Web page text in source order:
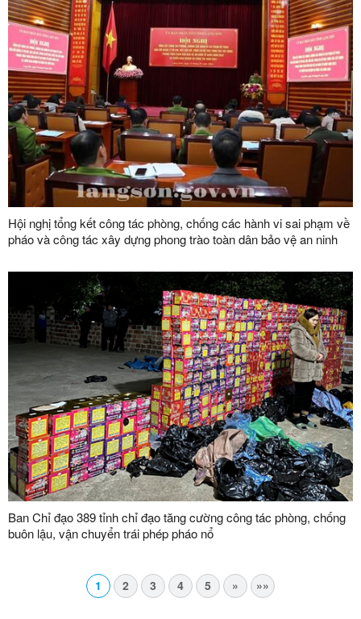
Hội nghị tổng kết công tác phòng, chống các hành vi sai phạm về
pháo và công tác xây dựng phong trào toàn dân bảo vệ an ninh
Ban Chỉ đạo 389 tỉnh chỉ đạo tăng cường công tác phòng, chống
buôn lậu, vận chuyển trái phép pháo nổ
1 2 3 4 5 » »»